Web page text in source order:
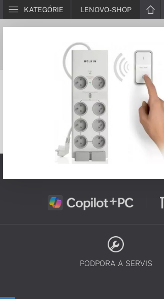
KATEGÓRIE LENOVO-SHOP
PODPORA A SERVIS